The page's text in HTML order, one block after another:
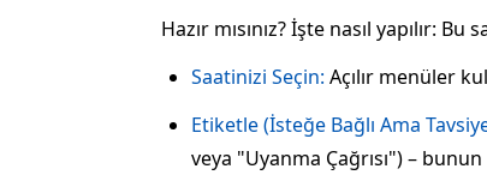
Hazır mısınız? İşte nasıl yapılır:
Saatinizi Seçin: Açılır menüler
Etiketle (İsteğe Bağlı Ama
veya "Uyanma Çağrısı") –